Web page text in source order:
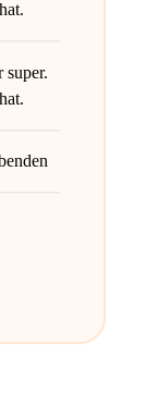
super.